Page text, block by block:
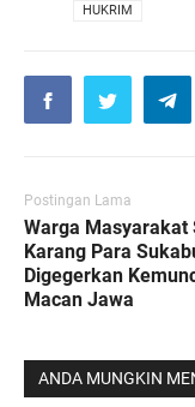
HUKRIM
Postingan Lama
Warga Masyarakat
Karang Para
Digegerkan
Macan Jawa
ANDA MUNGKIN